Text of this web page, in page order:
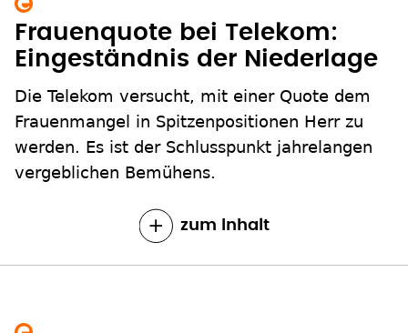
Frauenquote bei Telekom:
Eingeständnis der Niederlage
Die Telekom versucht, mit einer Quote dem
Frauenmangel in Spitzenpositionen Herr zu
werden. Es ist der Schlusspunkt jahrelangen
vergeblichen Bemühens.
zum Inhalt